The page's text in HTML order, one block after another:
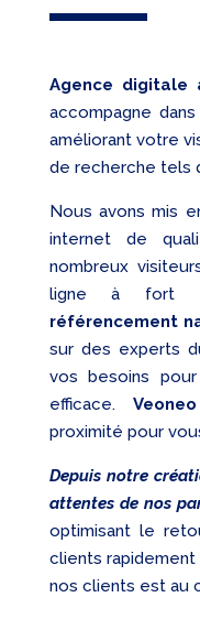
Agence digitale
accompagne
améliorant votre
de recherche tels
Nous avons mis
internet de
nombreux
ligne à fort
référencement
sur des experts
vos besoins
efficace. Veoneo
proximité pour
Depuis notre
attentes de nos
optimisant le
clients
nos clients est au